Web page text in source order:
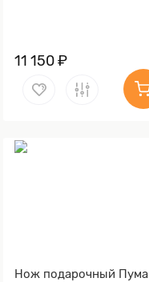
11 150 ₽
Нож подарочный Пума